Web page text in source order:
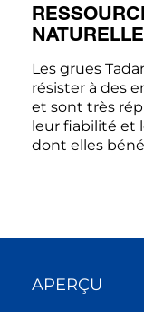
Les grues
résister à des
et sont très
leur fiabilité et
dont elles
APERÇU